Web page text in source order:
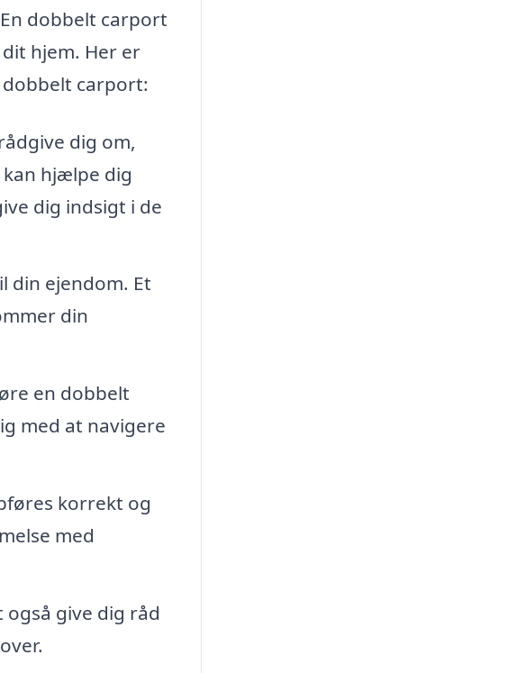
dobbelt carport
hjem. Her er
carport:
dig om,
hjælpe dig
dig indsigt i de
din ejendom. Et
din
en dobbelt
med at navigere
korrekt og
med
give dig råd